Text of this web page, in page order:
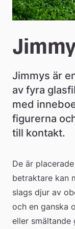
Jimmys är
av fyra
med
figurerna
till kontakt.
De är
betraktare kan
slags djur av
och en ganska
eller smältande